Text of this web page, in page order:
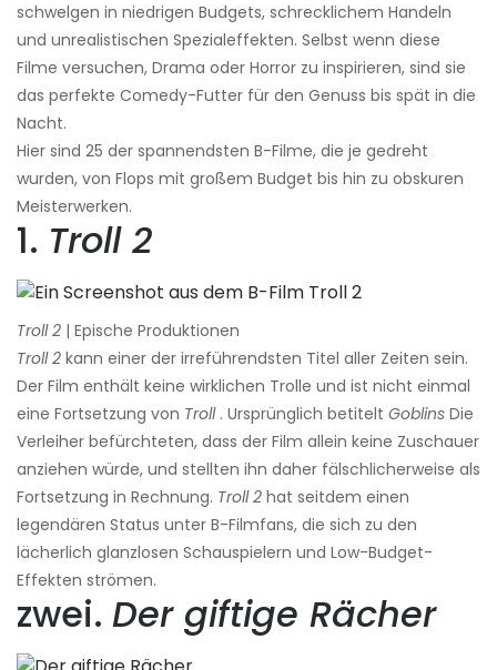
schwelgen in niedrigen Budgets, schrecklichem Handeln
und unrealistischen Spezialeffekten. Selbst wenn diese
Filme versuchen, Drama oder Horror zu inspirieren, sind sie
das perfekte Comedy-Futter für den Genuss bis spät in die
Nacht.
Hier sind 25 der spannendsten B-Filme, die je gedreht
wurden, von Flops mit großem Budget bis hin zu obskuren
Meisterwerken.
1. Troll 2
Troll 2 | Epische Produktionen
Troll 2 kann einer der irreführendsten Titel aller Zeiten sein.
Der Film enthält keine wirklichen Trolle und ist nicht einmal
eine Fortsetzung von Troll. Ursprünglich betitelt Goblins Die
Verleiher befürchteten, dass der Film allein keine Zuschauer
anziehen würde, und stellten ihn daher fälschlicherweise als
Fortsetzung in Rechnung. Troll 2 hat seitdem einen
legendären Status unter B-Filmfans, die sich zu den
lächerlich glanzlosen Schauspielern und Low-Budget-
Effekten strömen.
zwei. Der giftige Rächer